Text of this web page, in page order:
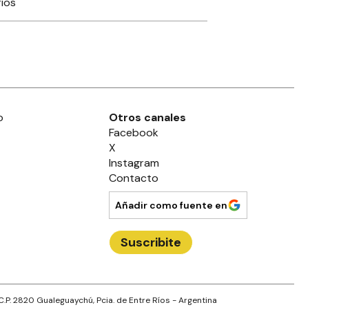
Otros canales
Facebook
X
Instagram
Contacto
Añadir como fuente en
Suscribite
2820 Gualeguaychú, Pcia. de Entre Ríos - Argentina